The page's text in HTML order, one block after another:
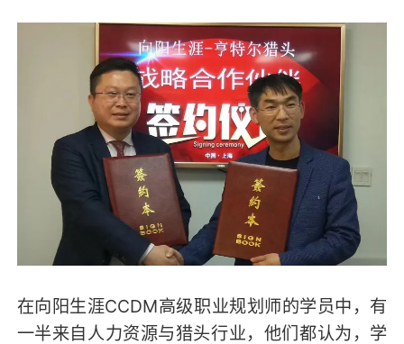
在向阳生涯CCDM高级职业规划师的学员中，有
一半来自人力资源与猎头行业，他们都认为，学